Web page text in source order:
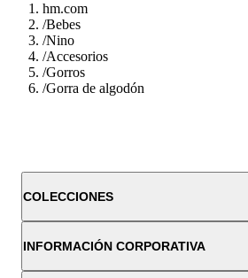
hm.com
/Bebes
/Nino
/Accesorios
/Gorros
/Gorra de algodón
COLECCIONES
INFORMACIÓN CORPORATIVA